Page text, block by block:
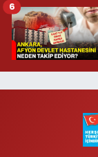
6